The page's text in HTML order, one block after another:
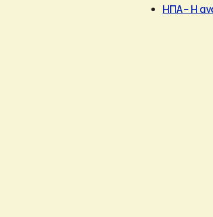
ΗΠΑ – Η